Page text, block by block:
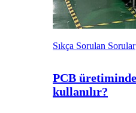
Sıkça Sorulan Sorular
PCB
kullanılır?